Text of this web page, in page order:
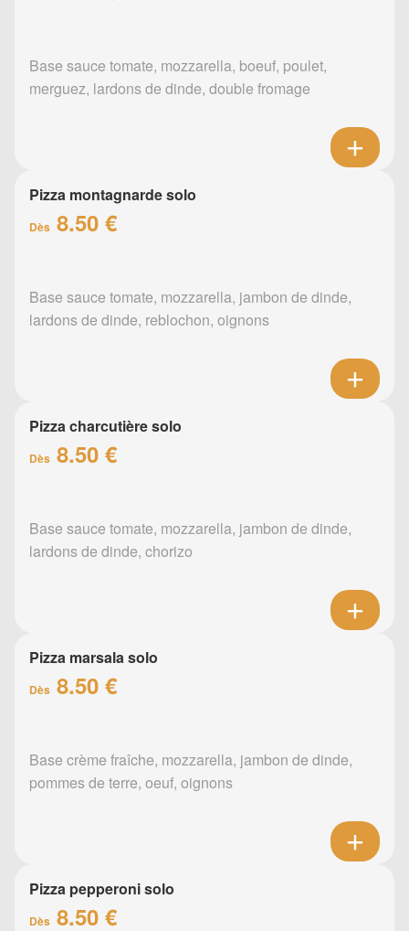
Base sauce tomate, mozzarella, boeuf, poulet,
merguez, lardons de dinde, double fromage
Pizza montagnarde solo
Dès 8.50 €
Base sauce tomate, mozzarella, jambon de dinde,
lardons de dinde, reblochon, oignons
Pizza charcutière solo
Dès 8.50 €
Base sauce tomate, mozzarella, jambon de dinde,
lardons de dinde, chorizo
Pizza marsala solo
Dès 8.50 €
Base crème fraîche, mozzarella, jambon de dinde,
pommes de terre, oeuf, oignons
Pizza pepperoni solo
Dès 8.50 €